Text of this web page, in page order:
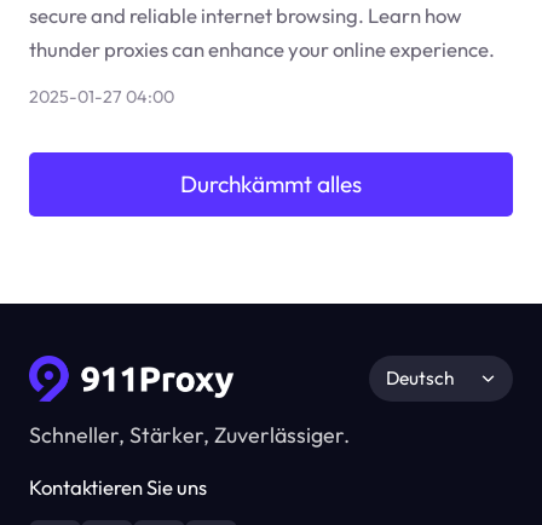
secure and reliable internet browsing. Learn how
thunder proxies can enhance your online experience.
2025-01-27 04:00
Durchkämmt alles
Schneller, Stärker, Zuverlässiger.
Kontaktieren Sie uns
Deutsch